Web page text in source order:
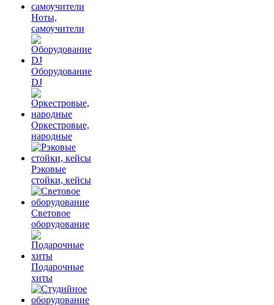
Ноты,
самоучители
Оборудование
DJ
Оркестровые,
народные
Рэковые
стойки, кейсы
Световое
оборудование
Подарочные
хиты